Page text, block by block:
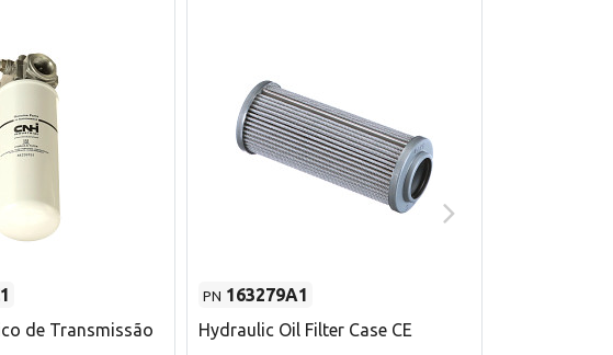
de Transmissão
PN 163279A1
Hydraulic Oil Filter Case CE